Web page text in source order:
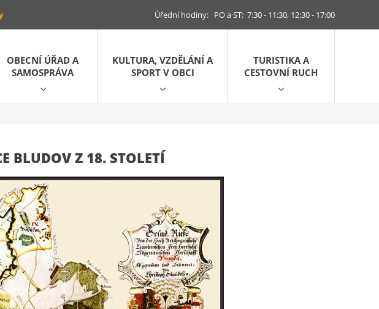
Úřední hodiny: PO a ST: 7:30 - 11:30, 12:30 - 17:00
OBECNÍ ÚŘAD A
SAMOSPRÁVA
KULTURA, VZDĚLÁNÍ A
SPORT V OBCI
TURISTIKA A
CESTOVNÍ RUCH
BLUDOV Z 18. STOLETÍ